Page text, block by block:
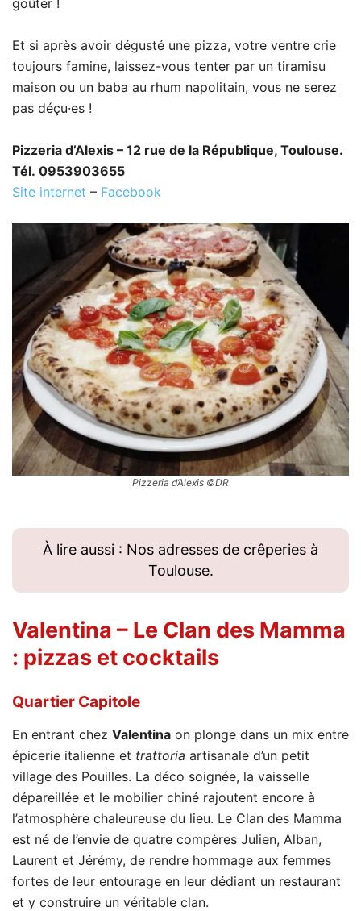
Et si après avoir dégusté une pizza, votre ventre crie
toujours famine, laissez-vous tenter par un tiramisu
maison ou un baba au rhum napolitain, vous ne serez
pas déçu·es !
Pizzeria d’Alexis – 12 rue de la République, Toulouse.
Tél. 0953903655
Site internet – Facebook
Pizzeria d’Alexis ©DR
À lire aussi : Nos adresses de crêperies à
Toulouse.
Valentina – Le Clan des Mamma
: pizzas et cocktails
Quartier Capitole
En entrant chez Valentina on plonge dans un mix entre
épicerie italienne et trattoria artisanale d’un petit
village des Pouilles. La déco soignée, la vaisselle
dépareillée et le mobilier chiné rajoutent encore à
l’atmosphère chaleureuse du lieu. Le Clan des Mamma
est né de l’envie de quatre compères Julien, Alban,
Laurent et Jérémy, de rendre hommage aux femmes
fortes de leur entourage en leur dédiant un restaurant
et y construire un véritable clan.